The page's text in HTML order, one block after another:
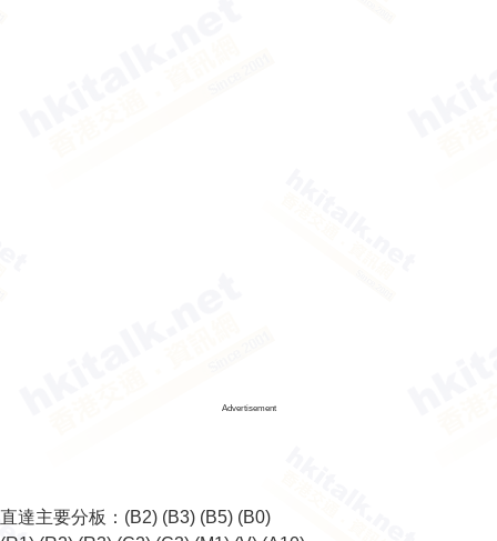
Advertisement
直達主要分板： (B2) (B3) (B5) (B0)